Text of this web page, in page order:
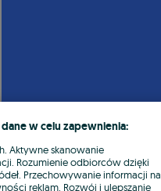
w celu zapewnienia:
Aktywne skanowanie
Rozumienie odbiorców dzięki
Przechowywanie informacji na
reklam. Rozwój i ulepszanie